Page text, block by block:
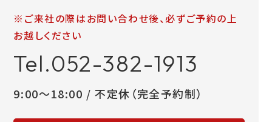
※ご来社の際はお問い合わせ後、必ずご予約の上
お越しください
Tel.052-382-1913
9:00～18:00 / 不定休（完全予約制）